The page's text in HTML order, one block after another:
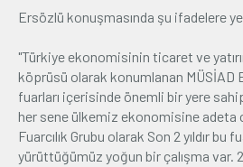
Ersözlü konuşmasında şu ifadelere
"Türkiye ekonomisinin ticaret ve
köprüsü olarak konumlanan MÜSİAD
fuarları içerisinde önemli bir yere
her sene ülkemiz ekonomisine adeta
Fuarcılık Grubu olarak Son 2 yıldır bu
yürüttüğümüz yoğun bir çalışma var.